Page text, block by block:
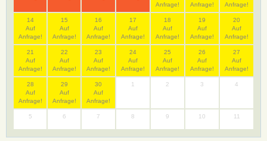
Anfrage!
Anfrage!
Anfrage!
14
Auf
Anfrage!
15
Auf
Anfrage!
16
Auf
Anfrage!
17
Auf
Anfrage!
18
Auf
Anfrage!
19
Auf
Anfrage!
20
Auf
Anfrage!
21
Auf
Anfrage!
22
Auf
Anfrage!
23
Auf
Anfrage!
24
Auf
Anfrage!
25
Auf
Anfrage!
26
Auf
Anfrage!
27
Auf
Anfrage!
28
Auf
Anfrage!
29
Auf
Anfrage!
30
Auf
Anfrage!
1 2 3 4
5 6 7 8 9 10 11